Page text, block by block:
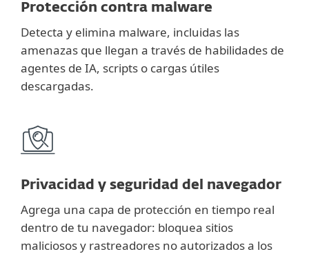
Protección contra malware
Detecta y elimina malware, incluidas las
amenazas que llegan a través de habilidades de
agentes de IA, scripts o cargas útiles
descargadas.
Privacidad y seguridad del navegador
Agrega una capa de protección en tiempo real
dentro de tu navegador: bloquea sitios
maliciosos y rastreadores no autorizados a los